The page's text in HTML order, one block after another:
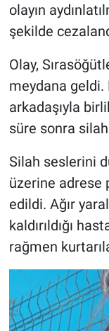
olayın
şekilde
Olay,
meydana
arkadaşıyla
süre sonra
Silah seslerini
üzerine adrese
edildi. Ağır
kaldırıldığı
rağmen